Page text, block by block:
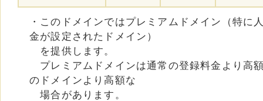
・このドメインではプレミアムドメイン（特に
金が設定されたドメイン）
を提供します。
プレミアムドメインは通常の登録料金より高
のドメインより高額な
場合があります。